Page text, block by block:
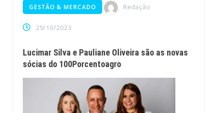
GESTÃO & MERCADO Redação
25/10/2023
Lucimar Silva e Pauliane Oliveira são as novas
sócias do 100Porcentoagro